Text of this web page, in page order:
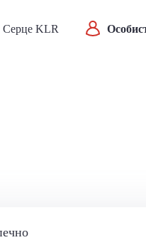
Серце KLR